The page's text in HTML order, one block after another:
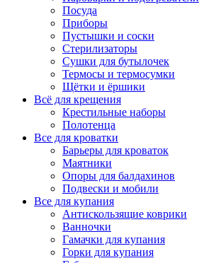
Посуда
Приборы
Пустышки и соски
Стерилизаторы
Сушки для бутылочек
Термосы и термосумки
Щётки и ёршики
Всё для крещения
Крестильные наборы
Полотенца
Все для кроватки
Барьеры для кроваток
Маятники
Опоры для балдахинов
Подвески и мобили
Все для купания
Антискользящие коврики
Ванночки
Гамачки для купания
Горки для купания